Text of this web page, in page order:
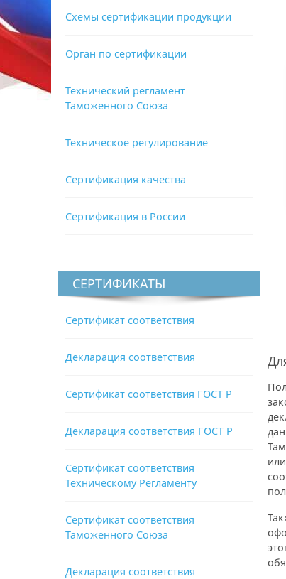
Схемы сертификации продукции
Орган по сертификации
Технический регламент
Таможенного Союза
Техническое регулирование
Сертификация качества
Сертификация в России
СЕРТИФИКАТЫ
Сертификат соответствия
Декларация соответствия
Сертификат соответствия ГОСТ Р
Декларация соответствия ГОСТ Р
Сертификат соответствия
Техническому Регламенту
Сертификат соответствия
Таможенного Союза
Декларация соответствия